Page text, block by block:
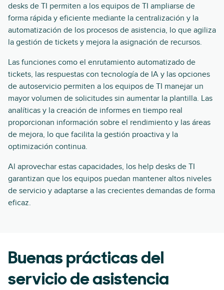
desks de TI permiten a los equipos de TI ampliarse de
forma rápida y eficiente mediante la centralización y la
automatización de los procesos de asistencia, lo que agiliza
la gestión de tickets y mejora la asignación de recursos.
Las funciones como el enrutamiento automatizado de
tickets, las respuestas con tecnología de IA y las opciones
de autoservicio permiten a los equipos de TI manejar un
mayor volumen de solicitudes sin aumentar la plantilla. Las
analíticas y la creación de informes en tiempo real
proporcionan información sobre el rendimiento y las áreas
de mejora, lo que facilita la gestión proactiva y la
optimización continua.
Al aprovechar estas capacidades, los help desks de TI
garantizan que los equipos puedan mantener altos niveles
de servicio y adaptarse a las crecientes demandas de forma
eficaz.
Buenas prácticas del
servicio de asistencia